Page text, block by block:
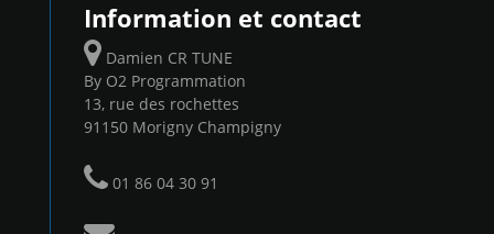
Information et contact
Damien CR TUNE
By O2 Programmation
13, rue des rochettes
91150 Morigny Champigny
01 86 04 30 91